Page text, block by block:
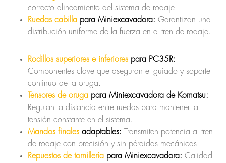
correcto alineamiento del sistema de rodaje.
Ruedas cabilla para Miniexcavadora: Garantizan una
distribución uniforme de la fuerza en el tren de rodaje.
Rodillos superiores e inferiores para PC35R:
Componentes clave que aseguran el guiado y soporte
continuo de la oruga.
Tensores de oruga para Miniexcavadora de Komatsu:
Regulan la distancia entre ruedas para mantener la
tensión constante en el sistema.
Mandos finales adaptables: Transmiten potencia al tren
de rodaje con precisión y sin pérdidas mecánicas.
Repuestos de tornillería para Miniexcavadora: Calidad